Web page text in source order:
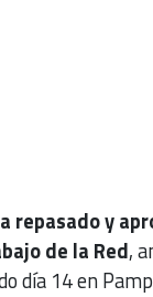
repasado y
de la Red,
día 14 en